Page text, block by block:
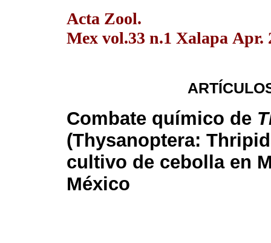
Acta Zool.
Mex vol.33 n.1 Xalapa Apr.
Combate químico de
(Thysanoptera:
cultivo de cebolla en
México